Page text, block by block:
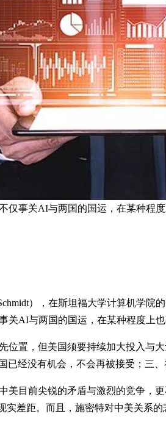
事关AI与两国的国运，在某种程度
），在斯坦福大学计算机学院
AI与两国的国运，在某种程度上也
置，但美国须要持续加大投入与
经没有机会，不会再被接受；三
目前尖锐的矛盾与激烈的竞争，
差距。而且，施密特对中美关系